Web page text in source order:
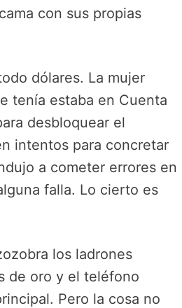
con sus propias
dólares. La mujer
tenía estaba en Cuenta
desbloquear el
intentos para concretar
a cometer errores en
falla. Lo cierto es
los ladrones
de oro y el teléfono
Pero la cosa no